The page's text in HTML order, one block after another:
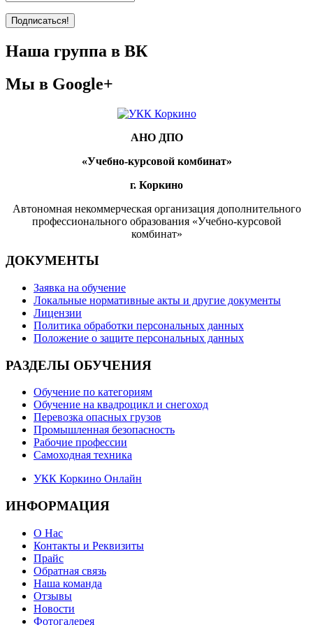
Наша группа в ВК
Мы в Google+
АНО ДПО
«Учебно-курсовой комбинат»
г. Коркино
Автономная некоммерческая организация дополнительного
профессионального образования «Учебно-курсовой
комбинат»
ДОКУМЕНТЫ
Заявка на обучение
Локальные нормативные акты и другие документы
Лицензии
Политика обработки персональных данных
Положение о защите персональных данных
РАЗДЕЛЫ ОБУЧЕНИЯ
Обучение по категориям
Обучение на квадроцикл и снегоход
Перевозка опасных грузов
Промышленная безопасность
Рабочие профессии
Самоходная техника
УКК Коркино Онлайн
ИНФОРМАЦИЯ
О Нас
Контакты и Реквизиты
Прайс
Обратная связь
Наша команда
Отзывы
Новости
Фотогалерея